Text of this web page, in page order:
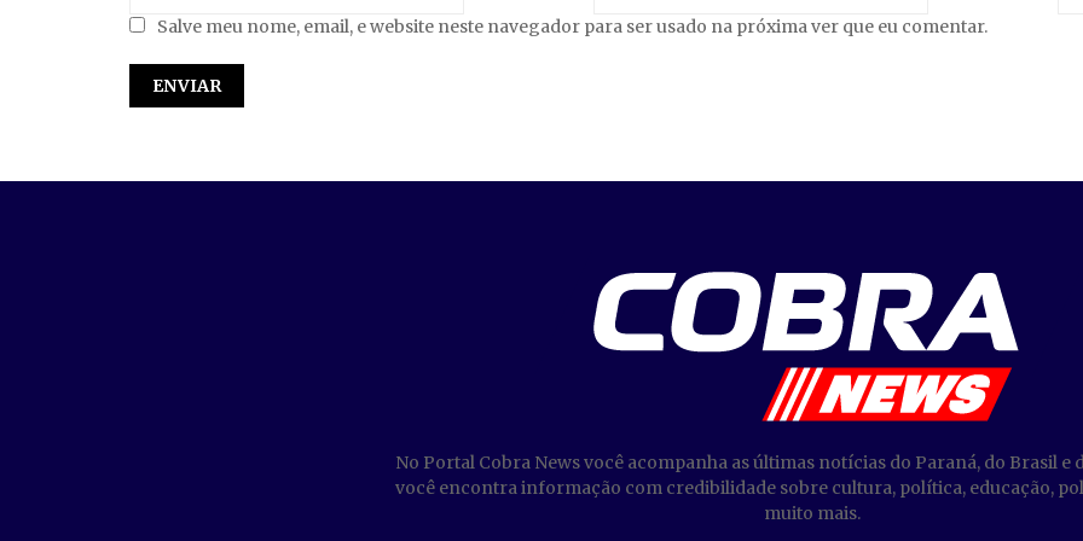
Salve meu nome, email, e website neste navegador para ser usado na próxima ver que eu comentar.
No Portal Cobra News você acompanha as últimas notícias do Paraná, do Brasil e
você encontra informação com credibilidade sobre cultura, política, educação,
muito mais.